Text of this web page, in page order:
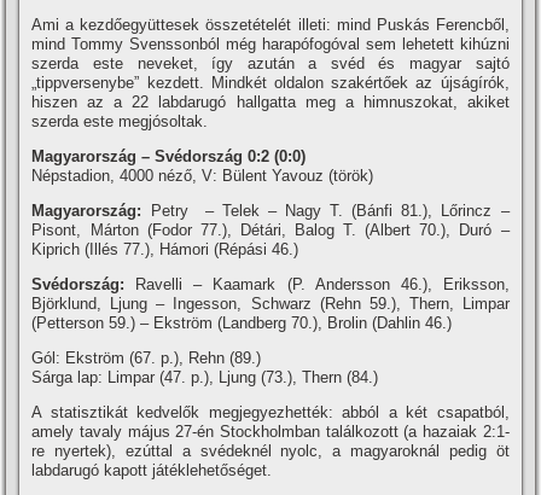
Ami a kezdőegyüttesek összetételét illeti: mind Puskás Ferencből,
mind Tommy Svenssonból még harapófogóval sem lehetett kihúzni
szerda este neveket, í­gy azután a svéd és magyar sajtó
„tippversenybe” kezdett. Mindkét oldalon szakértőek az újságí­rók,
hiszen az a 22 labdarugó hallgatta meg a himnuszokat, akiket
szerda este megjósoltak.
Magyarország – Svédország 0:2 (0:0)
Népstadion, 4000 néző, V: Bülent Yavouz (török)
Magyarország: Petry – Telek – Nagy T. (Bánfi 81.), Lőrincz –
Pisont, Márton (Fodor 77.), Détári, Balog T. (Albert 70.), Duró –
Kiprich (Illés 77.), Hámori (Répási 46.)
Svédország: Ravelli – Kaamark (P. Andersson 46.), Eriksson,
Björklund, Ljung – Ingesson, Schwarz (Rehn 59.), Thern, Limpar
(Petterson 59.) – Ekström (Landberg 70.), Brolin (Dahlin 46.)
Gól: Ekström (67. p.), Rehn (89.)
Sárga lap: Limpar (47. p.), Ljung (73.), Thern (84.)
A statisztikát kedvelők megjegyezhették: abból a két csapatból,
amely tavaly május 27-én Stockholmban találkozott (a hazaiak 2:1-
re nyertek), ezúttal a svédeknél nyolc, a magyaroknál pedig öt
labdarugó kapott játéklehetőséget.